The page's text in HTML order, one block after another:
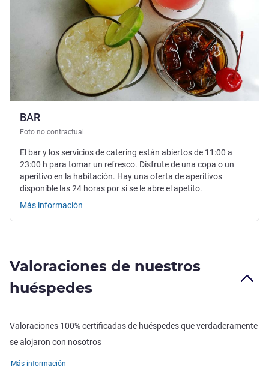
BAR
Foto no contractual
El bar y los servicios de catering están abiertos de 11:00 a
23:00 h para tomar un refresco. Disfrute de una copa o un
aperitivo en la habitación. Hay una oferta de aperitivos
disponible las 24 horas por si se le abre el apetito.
Más información
Valoraciones de nuestros
huéspedes
Valoraciones 100% certificadas de huéspedes que verdaderamente
se alojaron con nosotros
Más información